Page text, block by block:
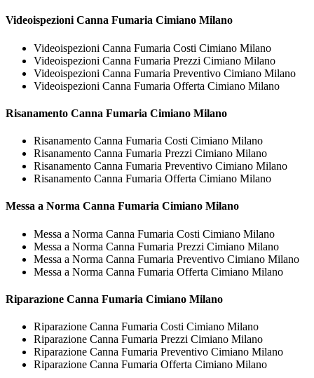
VideoispezioniCanna Fumaria Cimiano Milano
Videoispezioni Canna Fumaria Costi Cimiano Milano
Videoispezioni Canna Fumaria Prezzi Cimiano Milano
Videoispezioni Canna Fumaria Preventivo Cimiano Milano
Videoispezioni Canna Fumaria Offerta Cimiano Milano
Risanamento Canna Fumaria Cimiano Milano
Risanamento Canna Fumaria Costi Cimiano Milano
Risanamento Canna Fumaria Prezzi Cimiano Milano
Risanamento Canna Fumaria Preventivo Cimiano Milano
Risanamento Canna Fumaria Offerta Cimiano Milano
Messa a Norma Canna Fumaria Cimiano Milano
Messa a Norma Canna Fumaria Costi Cimiano Milano
Messa a Norma Canna Fumaria Prezzi Cimiano Milano
Messa a Norma Canna Fumaria Preventivo Cimiano Milano
Messa a Norma Canna Fumaria Offerta Cimiano Milano
Riparazione Canna Fumaria Cimiano Milano
Riparazione Canna Fumaria Costi Cimiano Milano
Riparazione Canna Fumaria Prezzi Cimiano Milano
Riparazione Canna Fumaria Preventivo Cimiano Milano
Riparazione Canna Fumaria Offerta Cimiano Milano